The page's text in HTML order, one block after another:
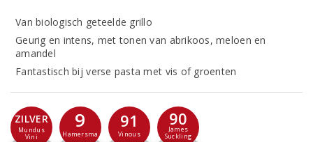
Van biologisch geteelde grillo
Geurig en intens, met tonen van abrikoos, meloen en
amandel
Fantastisch bij verse pasta met vis of groenten
ZILVER
Mundus
Vini
9
Hamersma
91
Vinous
90
James
Suckling